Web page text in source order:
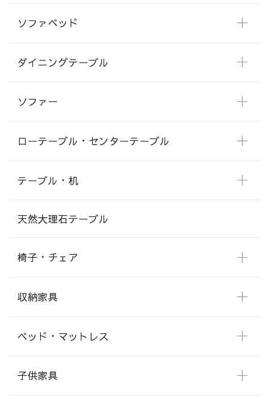
ソファベッド
ダイニングテーブル
ソファー
ローテーブル・センターテーブル
テーブル・机
天然大理石テーブル
椅子・チェア
収納家具
ベッド・マットレス
子供家具